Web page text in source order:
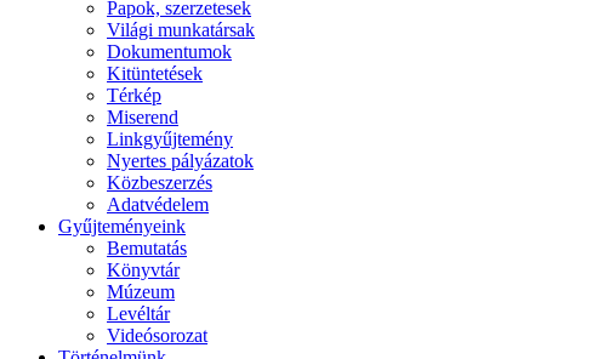
Papok, szerzetesek
Világi munkatársak
Dokumentumok
Kitüntetések
Térkép
Miserend
Linkgyűjtemény
Nyertes pályázatok
Közbeszerzés
Adatvédelem
Gyűjteményeink
Bemutatás
Könyvtár
Múzeum
Levéltár
Videósorozat